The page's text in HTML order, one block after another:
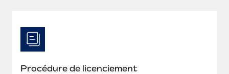
Demandez aux experts
Recevez des conseils d’experts sur les RH à
l’international et la conformité
Explorez avec nous vos opportunités de partenariat
Remote Build
Conseil en intégrations et automatisations assistées par
Données sur les salaires et les talents
Procédure de licenciement